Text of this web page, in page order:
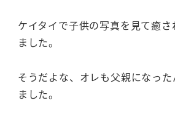
ケイタイで子供の写真を見て癒
ました。
そうだよな、オレも父親になっ
ました。